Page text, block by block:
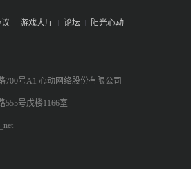
游戏大厅 论坛 阳光心动
700号A1 心动网络股份有限公司
555号戊楼1166室